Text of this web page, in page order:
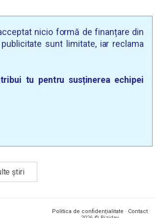
nicio formă de finanțare din
sunt limitate, iar reclama
tu pentru susținerea echipei
știri
Politica de confidențialitate · Contact